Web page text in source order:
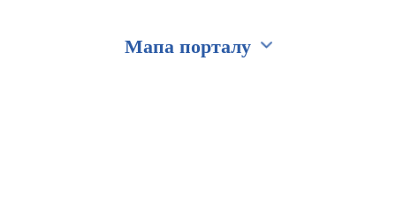
Мапа порталу